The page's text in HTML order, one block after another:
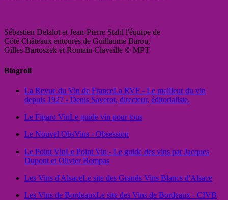
Sébastien Delalot et Jean-Pierre Stahl l'équipe de
Côté Châteaux entourés de Guillaume Barou,
Gilles Bartoszek et Romain Claveille © MPT
Blogroll
La Revue du Vin de FranceLa RVF - Le meilleur du vin
depuis 1927 - Denis Saverot, directeur, éditorialiste.
Le Figaro VinLe guide vin pour tous
Le Nouvel ObsVins - Obsession
Le Point VinLe Point Vin - Le guide des vins par Jacques
Dupont et Olivier Bompas
Les Vins d'AlsaceLe site des Grands Vins Blancs d'Alsace
Les Vins de BordeauxLe site des Vins de Bordeaux - CIVB